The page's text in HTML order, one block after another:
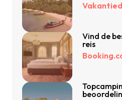
Vind de
reis